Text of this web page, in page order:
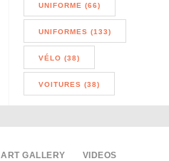
UNIFORME (66)
UNIFORMES (133)
VÉLO (38)
VOITURES (38)
ART GALLERY VIDEOS